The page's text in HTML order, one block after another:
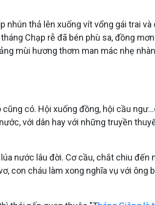
nhún thả lên xuống vít vổng gái trai
Chạp rễ đã bén phù sa, đồng
mùi hương thơm man mác nhẹ
có. Hội xuống đồng, hội cầu
với dân hay với những truyền
nước lâu đời. Cơ cầu, chắt chiu đến
con cháu làm xong nghĩa vụ với ông